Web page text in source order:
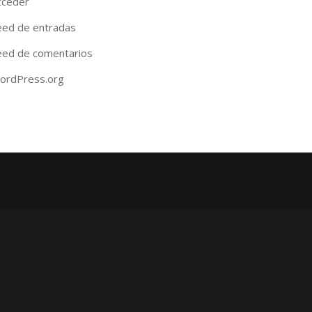
de entradas
de comentarios